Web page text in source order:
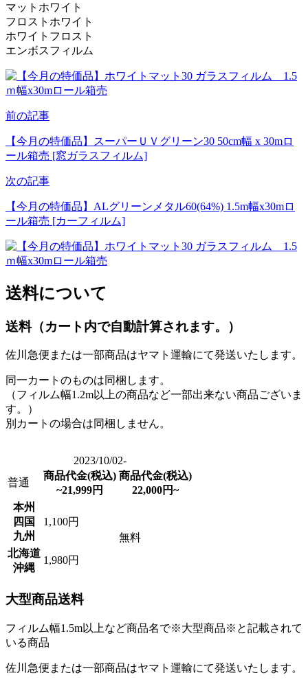
マットホワイト
フロストホワイト
ホワイトフロスト
エンボスフィルム
前の記事
【今月の特価品】スーパーＵＶグリーン30 50cm幅 x 30mロ
ール箱売 [窓ガラスフィルム]
次の記事
【今月の特価品】ALグリーンメタル60(64%) 1.5m幅x30mロ
ール箱売 [カーフィルム]
送料について
送料（カート内で自動計算されます。）
佐川急便または一部商品はヤマト運輸にて発送いたします。
同一カートのものは同梱します。
（フィルム幅1.2m以上の商品など一部出来ない商品ございま
す。）
別カートの場合は同梱しません。
普通
商品代金(税込)
~21,999円
商品代金(税込)
22,000円~
本州
四国
九州
1,100円
無料
北海道
沖縄
1,980円
2023/10/02-
大型商品送料
フィルム幅1.5m以上など商品名で※大型商品※と記載されて
いる商品
佐川急便または一部商品はヤマト運輸にて発送いたします。